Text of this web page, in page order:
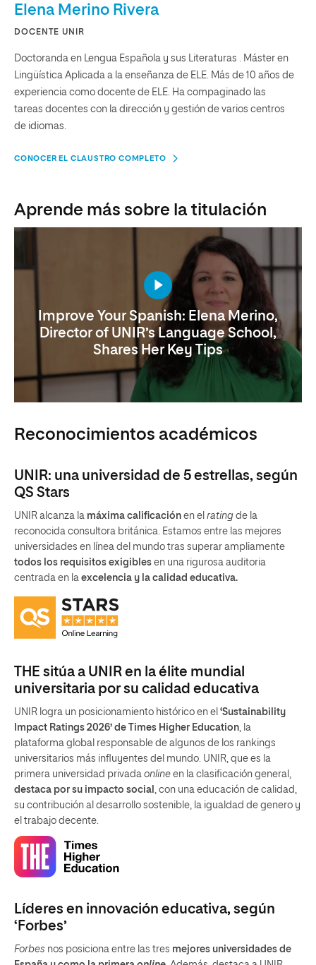
Elena Merino Rivera
DOCENTE UNIR
Doctoranda en Lengua Española y sus Literaturas . Máster en
Lingüística Aplicada a la enseñanza de ELE. Más de 10 años de
experiencia como docente de ELE. Ha compaginado las
tareas docentes con la dirección y gestión de varios centros
de idiomas.
CONOCER EL CLAUSTRO COMPLETO
Aprende más sobre la titulación
Improve Your Spanish: Elena Merino,
Director of UNIR’s Language School,
Shares Her Key Tips
Reconocimientos académicos
UNIR: una universidad de 5 estrellas, según
QS Stars
UNIR alcanza la máxima calificación en el rating de la
reconocida consultora británica. Estamos entre las mejores
universidades en línea del mundo tras superar ampliamente
todos los requisitos exigibles en una rigurosa auditoria
centrada en la excelencia y la calidad educativa.
THE sitúa a UNIR en la élite mundial
universitaria por su calidad educativa
UNIR logra un posicionamiento histórico en el ‘Sustainability
Impact Ratings 2026’ de Times Higher Education , la
plataforma global responsable de algunos de los rankings
universitarios más influyentes del mundo. UNIR, que es la
primera universidad privada online en la clasificación general,
destaca por su impacto social
, con una educación de calidad,
su contribución al desarrollo sostenible, la igualdad de genero y
el trabajo decente.
Líderes en innovación educativa, según
‘Forbes’
Forbes nos posiciona entre las tres mejores universidades de